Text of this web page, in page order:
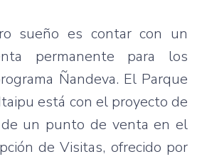
sueño es contar con un
permanente para los
Ñandeva. El Parque
está con el proyecto de
un punto de venta en el
de Visitas, ofrecido por